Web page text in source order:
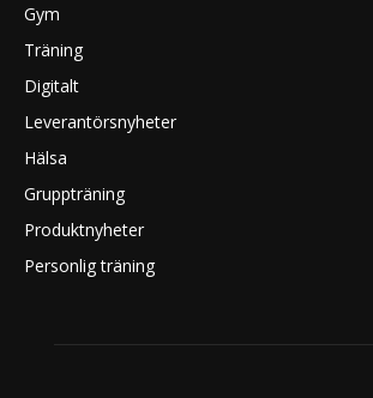
Gym
Träning
Digitalt
Leverantörsnyheter
Hälsa
Gruppträning
Produktnyheter
Personlig träning